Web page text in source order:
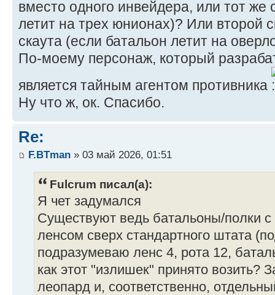
вместо одного инвейдера, или тот же
летит на трех юнионах)? Или второй
скаута (если батальон летит на
По-моему персонаж, который
является тайным агентом противника
Ну что ж, ок. Спасибо.
Re:
F.BTman » 03 май 2026, 01:51
Fulcrum писал(а):
Я чет задумался
Существуют ведь батальоны/полки
ленсом сверх стандартного штата
подразумеваю ленс 4, рота 12,
как этот "излишек" принято возить?
леопард и, соответственно,